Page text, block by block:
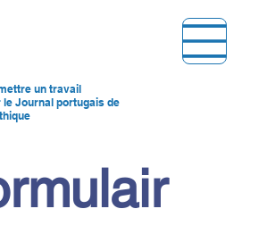
un travail
le Journal portugais de